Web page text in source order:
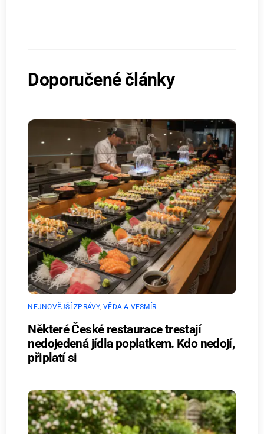
Doporučené články
NEJNOVĚJŠÍ ZPRÁVY,VĚDA A VESMÍR
Některé České restaurace trestají
nedojedená jídla poplatkem. Kdo nedojí,
připlatí si